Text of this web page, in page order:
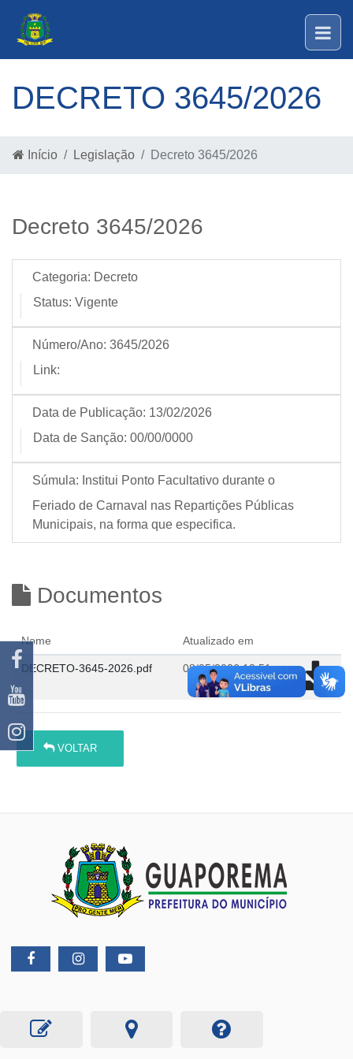
DECRETO 3645/2026
Início Legislação Decreto 3645/2026
Decreto 3645/2026
Categoria: Decreto
Status: Vigente
Número/Ano: 3645/2026
Link:
Data de Publicação: 13/02/2026
Data de Sanção: 00/00/0000
Súmula: Institui Ponto Facultativo durante o
Feriado de Carnaval nas Repartições Públicas
Municipais, na forma que especifica.
Documentos
Nome Atualizado em
DECRETO-3645-2026.pdf 08/05/2026 13:51
VOLTAR